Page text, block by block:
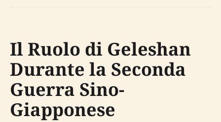
Il Ruolo di Geleshan
Durante la Seconda
Guerra Sino-
Giapponese